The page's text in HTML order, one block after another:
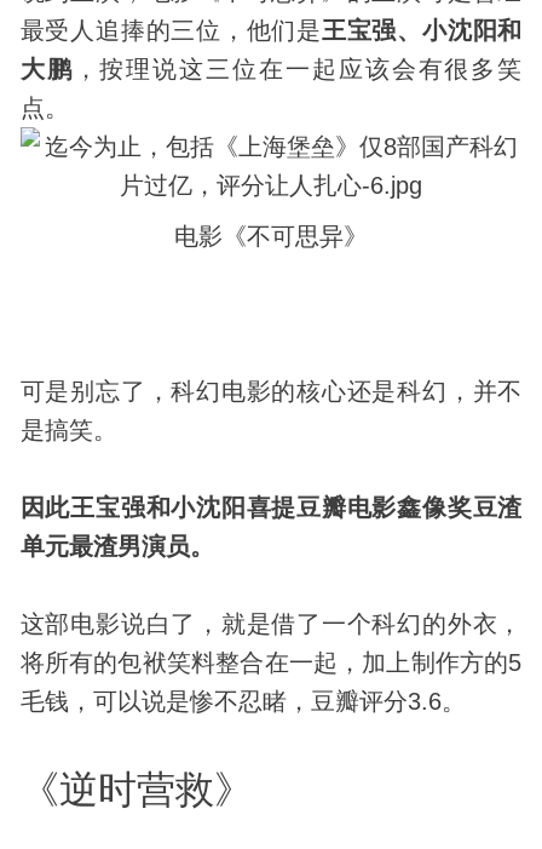
最受人追捧的三位，他们是王宝强、小沈阳和
大鹏 ，按理说这三位在一起应该会有很多笑
点。
电影《不可思异》
可是别忘了，科幻电影的核心还是科幻，并不
是搞笑。
因此王宝强和小沈阳喜提豆瓣电影鑫像奖豆渣
单元最渣男演员。
这部电影说白了，就是借了一个科幻的外衣，
将所有的包袱笑料整合在一起，加上制作方的5
毛钱，可以说是惨不忍睹，豆瓣评分3.6。
《逆时营救》